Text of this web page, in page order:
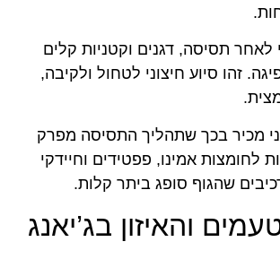
לאחר תסיסה, דגנים וקטניות קלים
זהו סיוע חיצוני לטחול ולקיבה,
מכיר בכך שתהליך התסיסה מפרק
לחומצות אמינו, פפטידים וחיידקי
שהגוף סופג ביתר קלות.
והאיזון בג’יאנג